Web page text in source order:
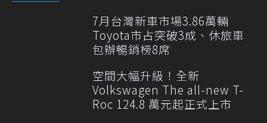
7月台灣新車市場3.86萬輛
Toyota市占突破3成、休旅車
包辦暢銷榜8席
空間大幅升級！全新
Volkswagen The all-new T-
Roc 124.8 萬元起正式上市